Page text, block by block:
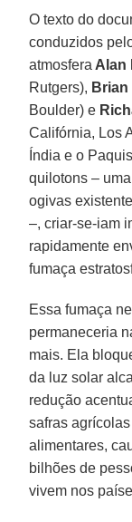
O texto do
conduzidos
atmosfera Alan
Rutgers), Brian
Boulder) e
Califórnia, Los
Índia e o
quilotons –
ogivas
–, criar-se-iam
rapidamente
fumaça
Essa fumaça
permaneceria
mais. Ela
da luz solar
redução
safras
alimentares,
bilhões de
vivem nos